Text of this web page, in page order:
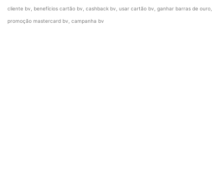
cliente bv, benefícios cartão bv, cashback bv, usar cartão bv, ganhar barras de ouro,
promoção mastercard bv, campanha bv